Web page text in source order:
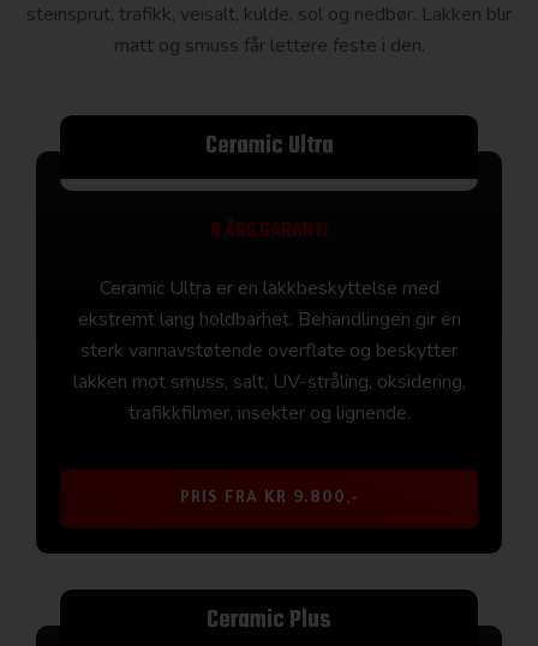
steinsprut, trafikk, veisalt, kulde, sol og nedbør. Lakken blir
matt og smuss får lettere feste i den.
Ceramic Ultra
9 ÅRS GARANTI
Ceramic Ultra er en lakkbeskyttelse med
ekstremt lang holdbarhet. Behandlingen gir en
sterk vannavstøtende overflate og beskytter
lakken mot smuss, salt, UV-stråling, oksidering,
trafikkfilmer, insekter og lignende.
PRIS FRA KR 9.800,-
Ceramic Plus